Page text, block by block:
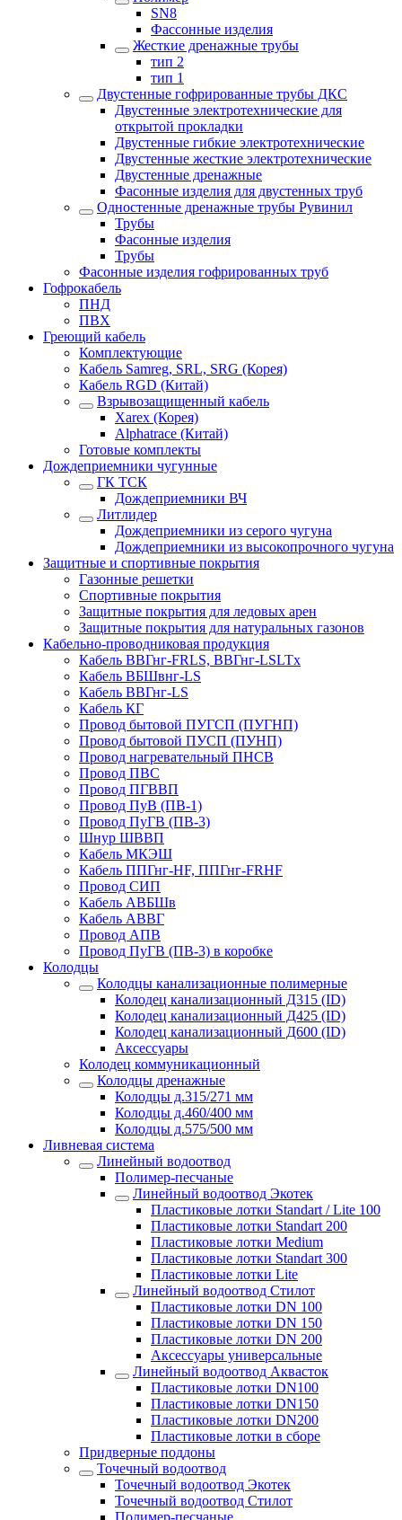
SN8
Фассонные изделия
Жесткие дренажные трубы
тип 2
тип 1
Двустенные гофрированные трубы ДКС
Двустенные электротехнические для
открытой прокладки
Двустенные гибкие электротехнические
Двустенные жесткие электротехнические
Двустенные дренажные
Фасонные изделия для двустенных труб
Одностенные дренажные трубы Рувинил
Трубы
Фасонные изделия
Трубы
Фасонные изделия гофрированных труб
Гофрокабель
ПНД
ПВХ
Греющий кабель
Комплектующие
Кабель Samreg, SRL, SRG (Корея)
Кабель RGD (Китай)
Взрывозащищенный кабель
Xarex (Корея)
Alphatrace (Китай)
Готовые комплекты
Дождеприемники чугунные
ГК ТСК
Дождеприемники ВЧ
Литлидер
Дождеприемники из серого чугуна
Дождеприемники из высокопрочного чугуна
Защитные и спортивные покрытия
Газонные решетки
Спортивные покрытия
Защитные покрытия для ледовых арен
Защитные покрытия для натуральных газонов
Кабельно-проводниковая продукция
Кабель ВВГнг-FRLS, ВВГнг-LSLTx
Кабель ВБШвнг-LS
Кабель ВВГнг-LS
Кабель КГ
Провод бытовой ПУГСП (ПУГНП)
Провод бытовой ПУСП (ПУНП)
Провод нагревательный ПНСВ
Провод ПВС
Провод ПГВВП
Провод ПуВ (ПВ-1)
Провод ПуГВ (ПВ-3)
Шнур ШВВП
Кабель МКЭШ
Кабель ППГнг-HF, ППГнг-FRHF
Провод СИП
Кабель АВБШв
Кабель АВВГ
Провод АПВ
Провод ПуГВ (ПВ-3) в коробке
Колодцы
Колодцы канализационные полимерные
Колодец канализационный Д315 (ID)
Колодец канализационный Д425 (ID)
Колодец канализационный Д600 (ID)
Аксессуары
Колодец коммуникационный
Колодцы дренажные
Колодцы д.315/271 мм
Колодцы д.460/400 мм
Колодцы д.575/500 мм
Ливневая система
Линейный водоотвод
Полимер-песчаные
Линейный водоотвод Экотек
Пластиковые лотки Standart / Lite 100
Пластиковые лотки Standart 200
Пластиковые лотки Medium
Пластиковые лотки Standart 300
Пластиковые лотки Lite
Линейный водоотвод Стилот
Пластиковые лотки DN 100
Пластиковые лотки DN 150
Пластиковые лотки DN 200
Аксессуары универсальные
Линейный водоотвод Аквасток
Пластиковые лотки DN100
Пластиковые лотки DN150
Пластиковые лотки DN200
Пластиковые лотки в сборе
Придверные поддоны
Точечный водоотвод
Точечный водоотвод Экотек
Точечный водоотвод Стилот
Полимер-песчаные